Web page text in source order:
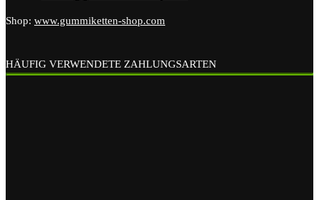
Shop: www.gummiketten-shop.com
HÄUFIG VERWENDETE ZAHLUNGSARTEN